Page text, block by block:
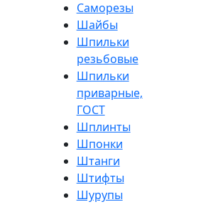
Саморезы
Шайбы
Шпильки
резьбовые
Шпильки
приварные,
ГОСТ
Шплинты
Шпонки
Штанги
Штифты
Шурупы